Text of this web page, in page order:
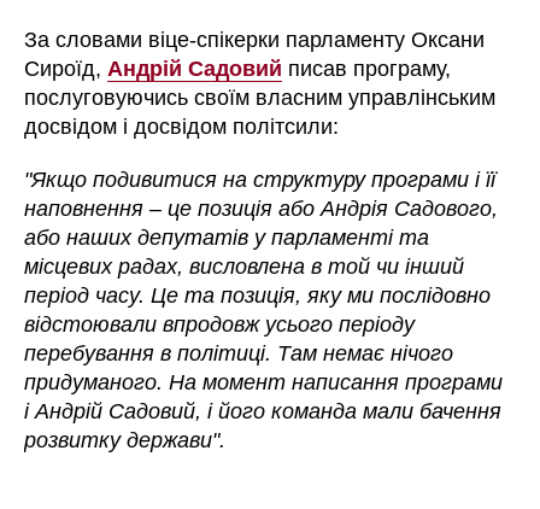
За словами віце-спікерки парламенту Оксани
Сироїд, Андрій Садовий писав програму,
послуговуючись своїм власним управлінським
досвідом і досвідом політсили:
"Якщо подивитися на структуру програми і її
наповнення – це позиція або Андрія Садового,
або наших депутатів у парламенті та
місцевих радах, висловлена в той чи інший
період часу. Це та позиція, яку ми послідовно
відстоювали впродовж усього періоду
перебування в політиці. Там немає нічого
придуманого. На момент написання програми
і Андрій Садовий, і його команда мали бачення
розвитку держави".